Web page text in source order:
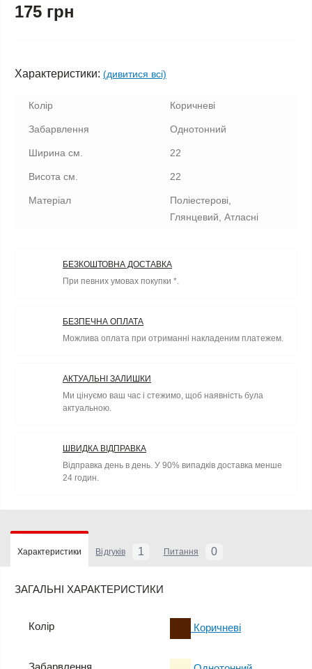
175 грн
Характеристики: (дивитися всі)
Колір Коричневі
Забарвлення Однотонний
Ширина см. 22
Висота см. 22
Матеріал
Поліестерові,
Глянцевий, Атласні
БЕЗКОШТОВНА ДОСТАВКА
При певних умовах покупки *.
БЕЗПЕЧНА ОПЛАТА
Можлива оплата при отриманні накладеним платежем.
АКТУАЛЬНІ ЗАЛИШКИ
Ми цінуємо ваш час і стежимо, щоб наявність була
актуальною.
ШВИДКА ВІДПРАВКА
Відправка день в день. У 90% випадків доставка менше
24 годин.
Характеристики Відгуків 1 Питання 0
ЗАГАЛЬНІ ХАРАКТЕРИСТИКИ
Колір Коричневі
Забарвлення